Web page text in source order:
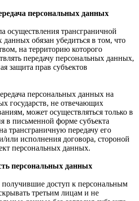
персональных данных
осуществления трансграничной
данных обязан убедиться в том, что
на территорию которого
передачу персональных данных,
защита прав субъектов
персональных данных на
государств, не отвечающих
может осуществляться только в
в письменной форме субъекта
трансграничную передачу его
или исполнения договора, стороной
персональных данных.
персональных данных
доступ к персональным
третьим лицам и не